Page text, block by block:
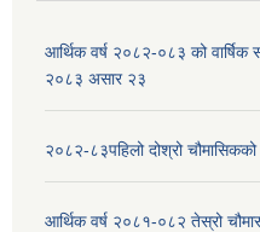
आर्थिक वर्ष २०८२-०८३ को वार्षिक
२०८३ असार २३
२०८२-८३पहिलो दोश्रो
आर्थिक वर्ष २०८१-०८२ तेस्रो